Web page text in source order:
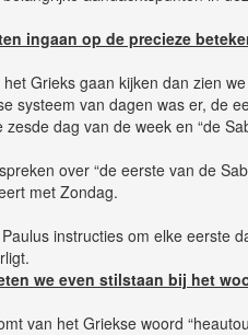
ingaan op de precieze
Grieks gaan kijken dan zien
systeem van dagen was er, de
zesde dag van de week en “de
over “de eerste van de
met Zondag.
instructies om elke eerste
we even stilstaan bij het
van het Griekse woord